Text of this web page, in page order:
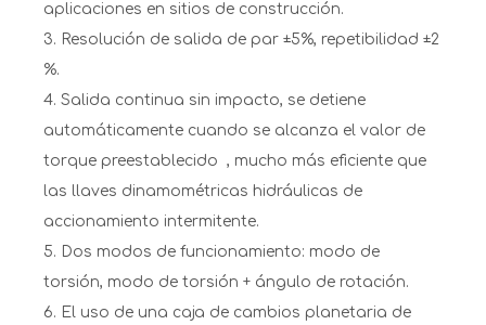
aplicaciones en sitios de construcción.
3. Resolución de salida de par ±5%, repetibilidad ±2
%.
4. Salida continua sin impacto, se detiene
automáticamente cuando se alcanza el valor de
torque preestablecido , mucho más eficiente que
las llaves dinamométricas hidráulicas de
accionamiento intermitente.
5. Dos modos de funcionamiento: modo de
torsión, modo de torsión + ángulo de rotación.
6. El uso de una caja de cambios planetaria de